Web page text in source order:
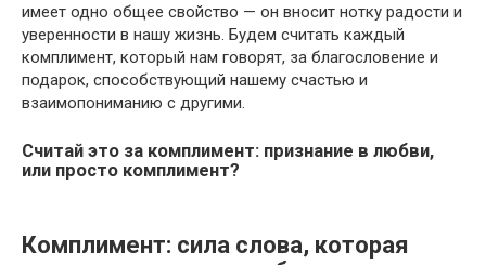
имеет одно общее свойство — он вносит нотку радости и
уверенности в нашу жизнь. Будем считать каждый
комплимент, который нам говорят, за благословение и
подарок, способствующий нашему счастью и
взаимопониманию с другими.
Считай это за комплимент: признание в любви,
или просто комплимент?
Комплимент: сила слова, которая